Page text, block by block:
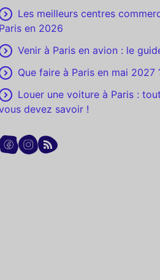
Les meilleurs centres
en 2026
Venir à Paris en avion : le
Que faire à Paris en mai 2027
Louer une voiture à Paris :
devez savoir !